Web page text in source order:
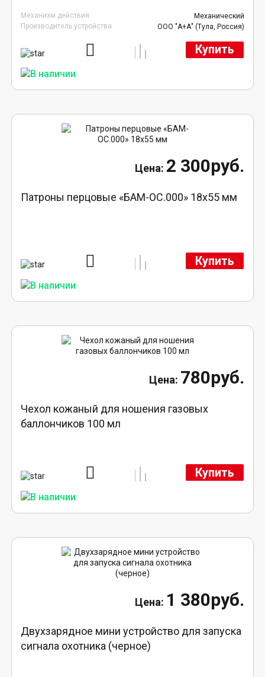
Механизм действия
Механический
Производитель устройства
ООО "А+А" (Тула, Россия)
Купить
2 300руб.
Патроны перцовые «БАМ-ОС.000» 18х55 мм
Купить
780руб.
Чехол кожаный для ношения газовых
баллончиков 100 мл
Купить
1 380руб.
Двухзарядное мини устройство для запуска
сигнала охотника (черное)